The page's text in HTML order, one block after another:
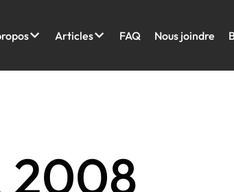
Articles FAQ Nous joindre
2008